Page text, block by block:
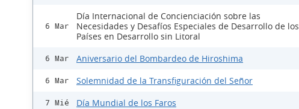
6 Mar
Día Internacional de Concienciación sobre las
Necesidades y Desafíos Especiales de Desarrollo de los
Países en Desarrollo sin Litoral
6 Mar Aniversario del Bombardeo de Hiroshima
6 Mar Solemnidad de la Transfiguración del Señor
7 Mié Día Mundial de los Faros